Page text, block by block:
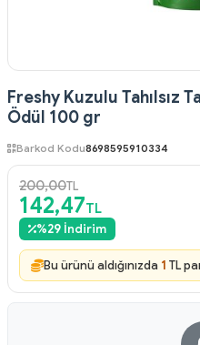
Freshy Kuzulu Tahılsız
Ödül 100 gr
Barkod Kodu8698595910334
200,00TL
142,47TL
%29 İndirim
Bu ürünü aldığınızda 1 TL